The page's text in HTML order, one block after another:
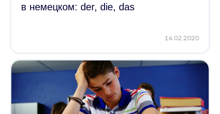
в немецком: der, die, das
14.02.2020